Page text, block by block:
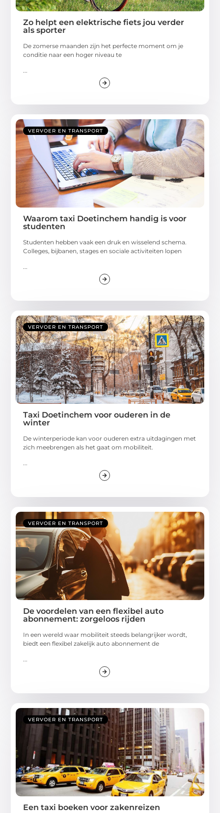
Zo helpt een elektrische fiets jou verder
als sporter
De zomerse maanden zijn het perfecte moment om je
conditie naar een hoger niveau te
...
VERVOER EN TRANSPORT
Waarom taxi Doetinchem handig is voor
studenten
Studenten hebben vaak een druk en wisselend schema.
Colleges, bijbanen, stages en sociale activiteiten lopen
...
VERVOER EN TRANSPORT
Taxi Doetinchem voor ouderen in de
winter
De winterperiode kan voor ouderen extra uitdagingen met
zich meebrengen als het gaat om mobiliteit.
...
VERVOER EN TRANSPORT
De voordelen van een flexibel auto
abonnement: zorgeloos rijden
In een wereld waar mobiliteit steeds belangrijker wordt,
biedt een flexibel zakelijk auto abonnement de
...
VERVOER EN TRANSPORT
Een taxi boeken voor zakenreizen